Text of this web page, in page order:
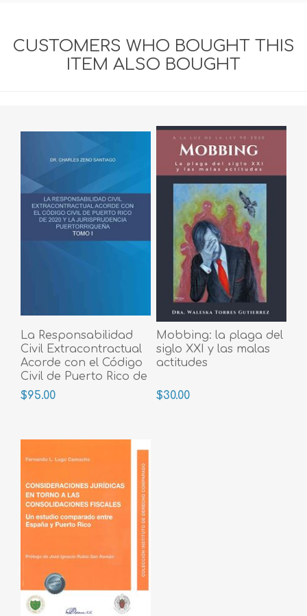
CUSTOMERS WHO BOUGHT THIS
ITEM ALSO BOUGHT
La Responsabilidad
Civil Extracontractual
Acorde con el Código
Civil de Puerto Rico de
2020
$95.00
Mobbing: la plaga del
siglo XXI y las malas
actitudes
$30.00